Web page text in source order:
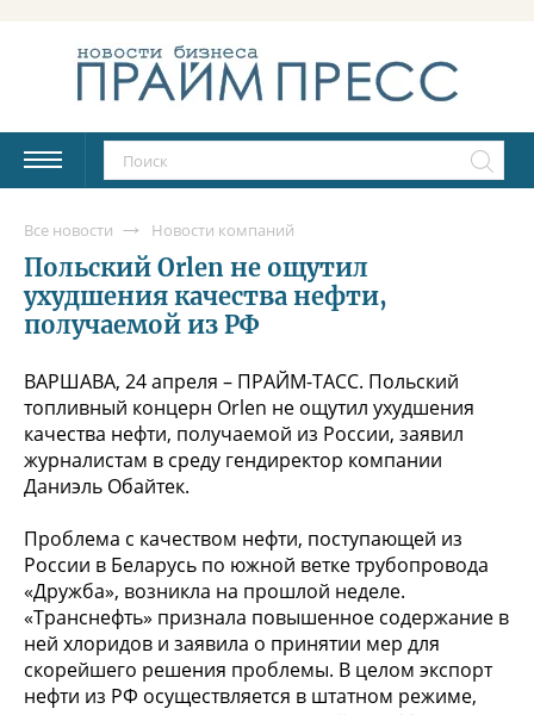
Все новости Новости компаний
Польский Orlen не ощутил
ухудшения качества нефти,
получаемой из РФ
ВАРШАВА, 24 апреля – ПРАЙМ-ТАСС. Польский
топливный концерн Orlen не ощутил ухудшения
качества нефти, получаемой из России, заявил
журналистам в среду гендиректор компании
Даниэль Обайтек.
Проблема с качеством нефти, поступающей из
России в Беларусь по южной ветке трубопровода
«Дружба», возникла на прошлой неделе.
«Транснефть» признала повышенное содержание в
ней хлоридов и заявила о принятии мер для
скорейшего решения проблемы. В целом экспорт
нефти из РФ осуществляется в штатном режиме,